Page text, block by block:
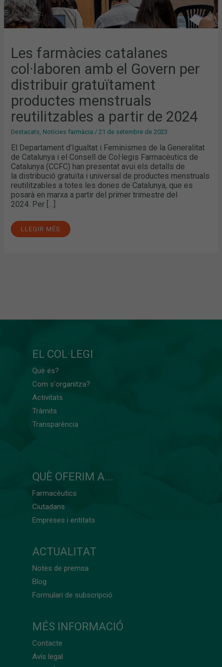
Les farmàcies catalanes
col·laboren amb el Govern per
distribuir gratuïtament
productes menstruals
reutilitzables a partir de 2024
Destacats, Notícies farmàcia /21 de setembre de 2023
El Departament d’Igualtat i Feminismes de la Generalitat
de Catalunya i el Consell de Col·legis Farmacèutics de
Catalunya (CCFC) han presentat avui els detalls de
la distribució gratuïta i universal de productes menstruals
reutilitzables a totes les dones de Catalunya, que es
posarà en marxa a partir del primer trimestre del
2024. Per […]
LLEGIR MÉS
EL COL·LEGI
Què és?
Com s'organitza?
Activitats
Tràmits
Transparència
QUÈ OFERIM A...
Farmacèutics
Ciutadans
Empreses i entitats
ACTUALITAT
Notes de premsa
Blog
Formulari de subscripció
MÉS INFORMACIÓ
Contacte
Avís legal